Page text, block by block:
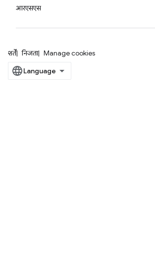
आरएसएस
शर्तें निजता Manage cookies